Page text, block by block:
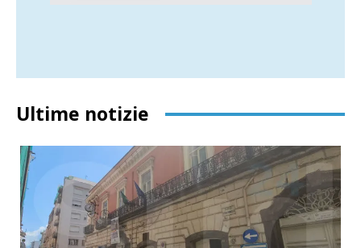
Ultime notizie